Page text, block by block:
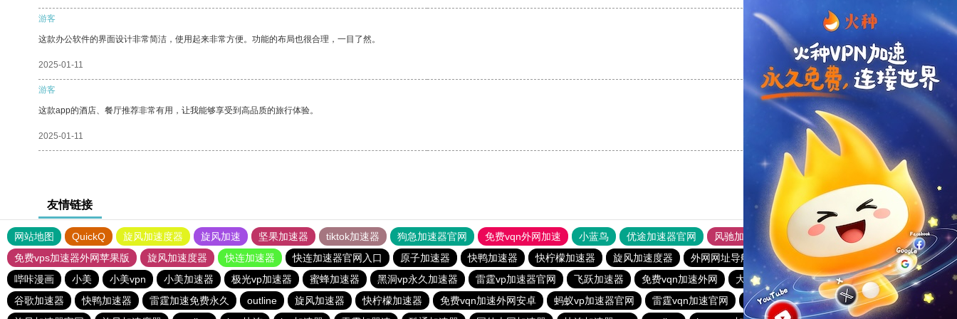
游客
这款办公软件的界面设计非常简洁，使用起来非常方便。功能的布局也很合理，一目了然。
2025-01-11 支持 [0] 反对 [0]
游客
这款app的酒店、餐厅推荐非常有用，让我能够享受到高品质的旅行体验。
2025-01-11 支持
友情链接
网站地图 QuickQ 旋风加速度器 旋风加速 坚果加速器 tiktok加速器 狗急加速器官网 免费vqn外网加速 小蓝鸟 优途加速器官网 风驰加速器
旋风加速器
免费vps加速器外网苹果版
旋风加速度器 快连加速器 快连加速器官网入口 原子加速器 快鸭加速器 快柠檬加速器 旋风加速度器 外网网址导航 软件中心 雷霆加速
狂飙加速器
哔咔漫画
小美 小美vpn 小美加速器 极光vp加速器 蜜蜂加速器 黑洞vp永久加速器 雷霆vp加速器官网 飞跃加速器 免费vqn加速外网 大象加速器 2023免费加速神器
快连vp
谷歌加速器
快鸭加速器 雷霆加速免费永久 outline 旋风加速器 快柠檬加速器 免费vqn加速外网安卓 蚂蚁vp加速器官网 雷霆vqn加速官网 每天免费2小时加速器
银河加速器